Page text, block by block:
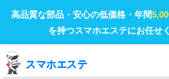
高品質な部品・安心の低価格・年間
を持つスマホエステにお任せ